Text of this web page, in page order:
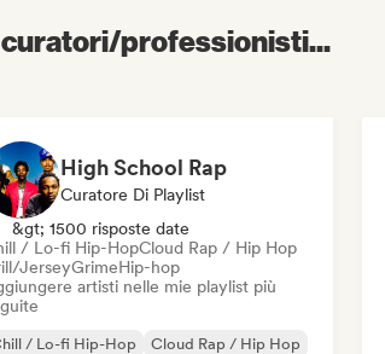
professionisti...
High School Rap
Curatore Di Playlist
&gt; 1500 risposte date
/ Lo-fi Hip-HopCloud Rap / Hip Hop
JerseyGrimeHip-hop
artisti nelle mie playlist più
/ Lo-fi Hip-Hop
Cloud Rap / Hip Hop